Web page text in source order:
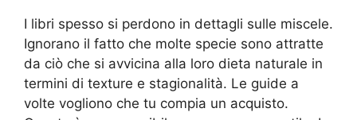
I libri spesso si perdono in dettagli sulle miscele.
Ignorano il fatto che molte specie sono attratte
da ciò che si avvicina alla loro dieta naturale in
termini di texture e stagionalità. Le guide a
volte vogliono che tu compia un acquisto.